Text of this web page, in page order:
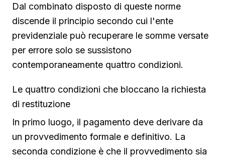
Dal combinato disposto di queste norme
discende il principio secondo cui l'ente
previdenziale può recuperare le somme versate
per errore solo se sussistono
contemporaneamente quattro condizioni.
Le quattro condizioni che bloccano la richiesta
di restituzione
In primo luogo, il pagamento deve derivare da
un provvedimento formale e definitivo. La
seconda condizione è che il provvedimento sia